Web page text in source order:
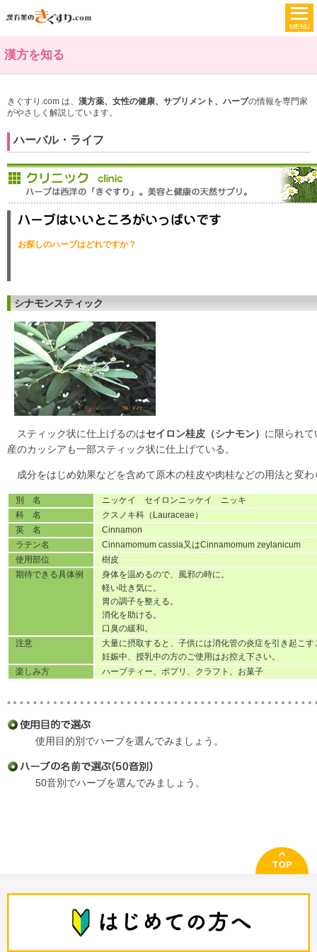
漢方を知る
きぐすり.com は、 漢方薬、女性の健康、サプリメント、ハーブの情報を専門家
がやさしく解説しています。
ハーバル・ライフ
お探しのハーブはどれですか？
シナモンスティック
スティック状に仕上げるのはセイロン桂皮（シナモン） に限られ
産のカッシアも一部スティック状に仕上げている。
成分をはじめ効果などを含めて原木の桂皮や肉桂などの用法と変わ
別 名
ニッケイ セイロンニッケイ ニッキ
科 名
クスノキ科（Lauraceae）
英 名
Cinnamon
ラテン名
Cinnamomum cassia又はCinnamomum zeylanicum
使用部位
樹皮
期待できる具体例
身体を温めるので、風邪の時に。
軽い吐き気に。
胃の調子を整える。
消化を助ける。
口臭の緩和。
注意
大量に摂取すると、子供には消化管の炎症を引き起こす
妊娠中、授乳中の方のご使用はお控え下さい。
楽しみ方
ハーブティー、ポプリ、クラフト、お菓子
使用目的別でハーブを選んでみましょう。
50音別でハーブを選んでみましょう。